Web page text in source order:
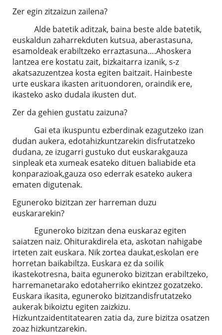
Zer egin zitzaizun zailena?
Alde batetik aditzak, baina beste alde batetik,
euskaldun zaharrekduten kutsua, aberastasuna,
esamoldeak erabiltzeko erraztasuna….Ahoskera
lantzea ere kostatu zait, bizkaitarra izanik, s-z
akatsazuzentzea kosta egiten baitzait. Hainbeste
urte euskara ikasten arituondoren, oraindik ere,
ikasteko asko dudala ikusten dut.
Zer da gehien gustatu zaizuna?
Gai eta ikuspuntu ezberdinak ezagutzeko izan
dudan aukera, edotahizkuntzarekin disfrutatzeko
dudana, ze izugarri gustuko dut euskarakgauza
sinpleak eta xumeak esateko dituen baliabide eta
konparazioak,gauza oso ederrak esateko aukera
ematen digutenak.
Eguneroko bizitzan zer harreman duzu
euskararekin?
Eguneroko bizitzan dena euskaraz egiten
saiatzen naiz. Ohiturakdirela eta, askotan nahigabe
irteten zait euskara. Nik zortea daukat,eskolan ere
horretan baikabiltza. Euskara ez da soilik
ikastekotresna, baita eguneroko bizitzan erabiltzeko,
harremanetarako edotaherriko ekintzez gozatzeko.
Euskara ikasita, eguneroko bizitzandisfrutatzeko
aukerak bikoiztu egiten zaizkizu.
Hizkuntzaidentitatearen zatia da, zure bizitza osatzen
zoaz hizkuntzarekin.